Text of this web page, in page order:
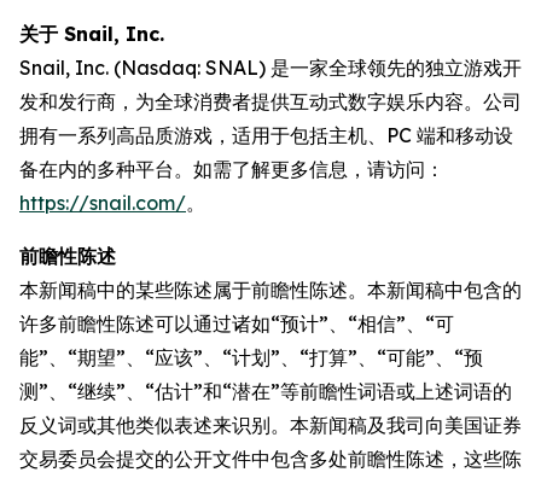
关于 Snail, Inc.
Snail, Inc. (Nasdaq: SNAL) 是一家全球领先的独立游戏开
发和发行商，为全球消费者提供互动式数字娱乐内容。公司
拥有一系列高品质游戏，适用于包括主机、PC 端和移动设
备在内的多种平台。如需了解更多信息，请访问：
https://snail.com/。
前瞻性陈述
本新闻稿中的某些陈述属于前瞻性陈述。本新闻稿中包含的
许多前瞻性陈述可以通过诸如“预计”、“相信”、“可
能”、“期望”、“应该”、“计划”、“打算”、“可能”、“预
测”、“继续”、“估计”和“潜在”等前瞻性词语或上述词语的
反义词或其他类似表述来识别。本新闻稿及我司向美国证券
交易委员会提交的公开文件中包含多处前瞻性陈述，这些陈